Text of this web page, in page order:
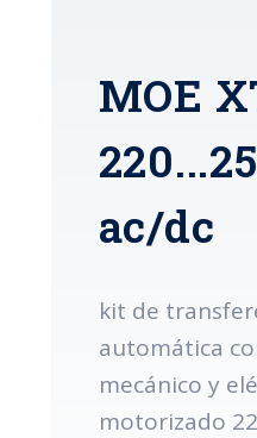
MOE
ac/dc
kit de
automática
mecánico y
motorizado